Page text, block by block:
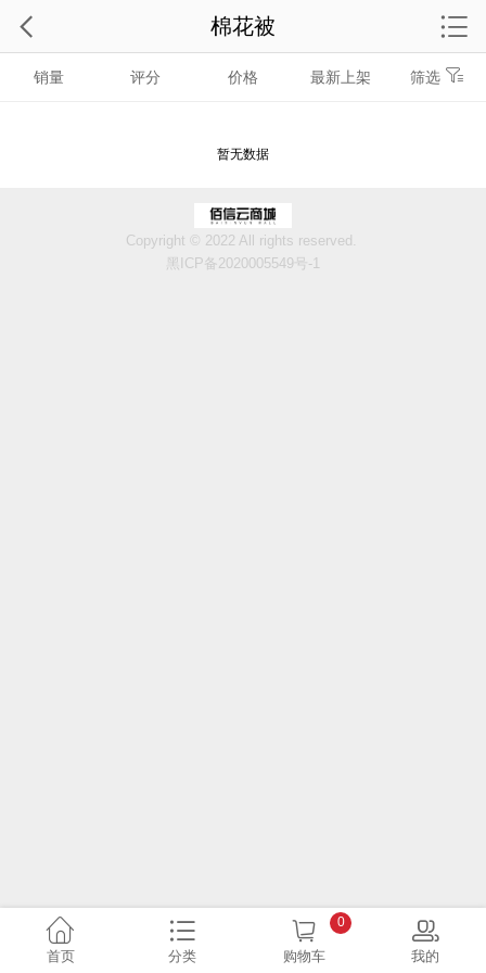
销量 评分 价格 最新上架 筛选
暂无数据
棉花被
Copyright © 2022 All rights reserved.
黑ICP备2020005549号-1
首页 分类 购物车
0
我的